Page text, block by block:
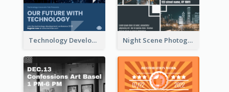
Technology Development Conference Instagram Post Night Scene Photography Exhibition Instagram Post